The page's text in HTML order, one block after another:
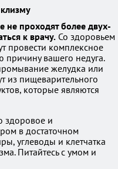
проходят более двух-
к врачу. Со здоровьем
провести комплексное
причину вашего недуга.
желудка или
из пищеварительного
которые являются
здоровое и
в достаточном
углеводы и клетчатка
Питайтесь с умом и